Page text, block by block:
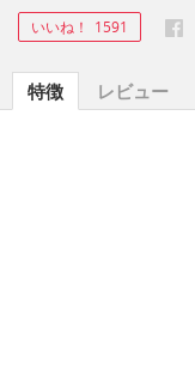
いいね！
1591
特徴 レビュー